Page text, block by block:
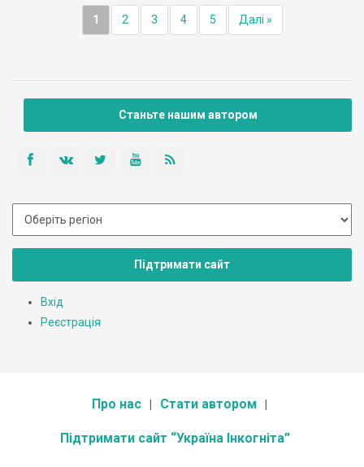
1 2 3 4 5 Далі »
Станьте нашим автором
Підтримати сайт
Вхід
Реєстрація
Про нас Стати автором
Підтримати сайт “Україна Інкогніта”